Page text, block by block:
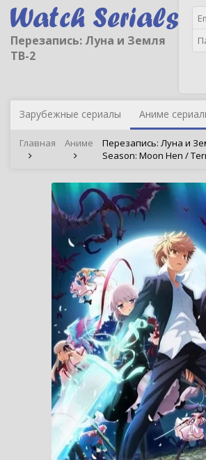
Перезапись: Луна и Земля
ТВ-2
Зарубежные сериалы Аниме
Главная Аниме
Перезапись: Луна и
Season: Moon Hen /